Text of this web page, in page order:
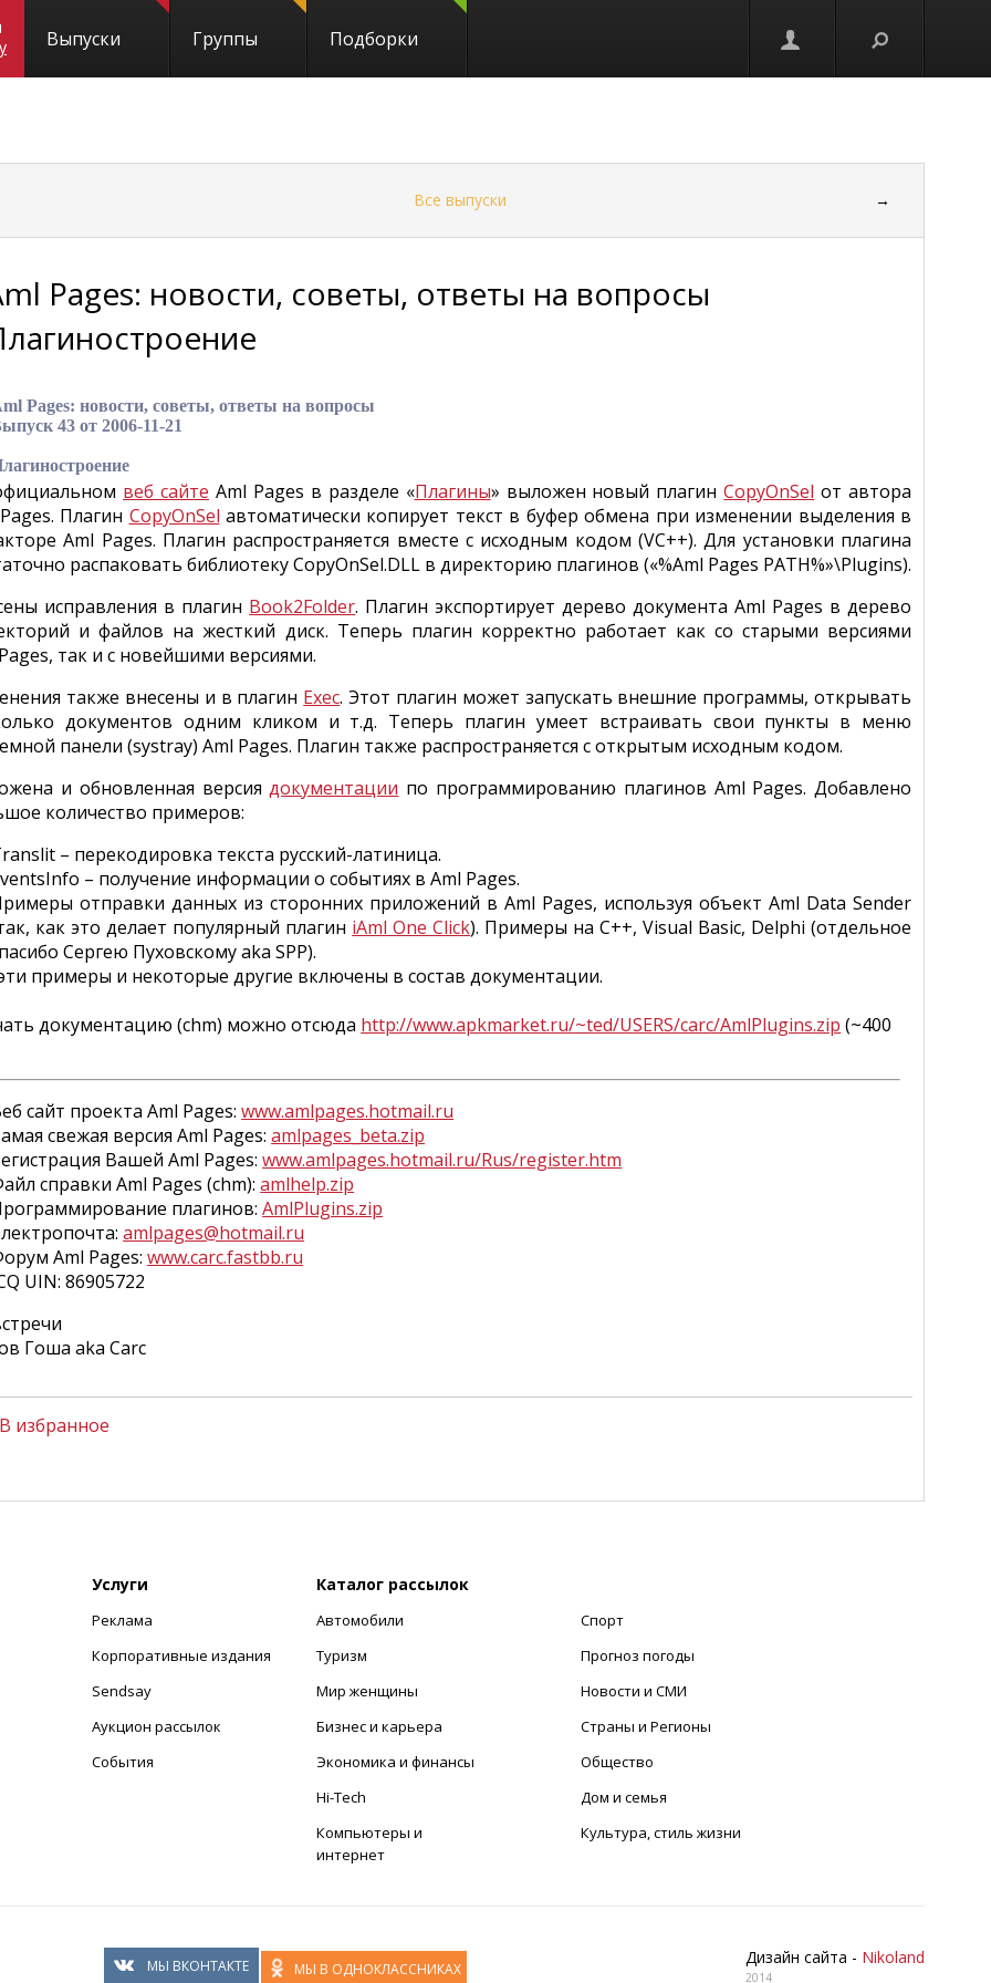
Выпуски Группы Подборки
Все выпуски →
Pages: новости, советы, ответы на вопросы
Pages: новости, советы, ответы на вопросы
43 от 2006-11-21
веб сайте Aml Pages в разделе «Плагины» выложен новый плагинCopyOnSel от автора
Плагин CopyOnSel автоматически копирует текст в буфер обмена при изменении выделения в
Aml Pages. Плагин распространяется вместе с исходным кодом (VC++). Для установки плагина
распаковать библиотеку CopyOnSel.DLL в директорию плагинов («%Aml Pages PATH%»\Plugins).
исправления в плагин Book2Folder. Плагин экспортирует дерево документа Aml Pages в дерево
и файлов на жесткий диск. Теперь плагин корректно работает как со старыми версиями
так и с новейшими версиями.
также внесены и в плагин Exec. Этот плагин может запускать внешние программы, открывать
документов одним кликом и т.д. Теперь плагин умеет встраивать свои пункты в меню
панели (systray) Aml Pages. Плагин также распространяется с открытым исходным кодом.
и обновленная версиядокументации по программированию плагинов Aml Pages. Добавлено
количество примеров:
– перекодировка текста русский-латиница.
– получение информации о событиях в Aml Pages.
отправки данных из сторонних приложений в Aml Pages, используя объект Aml Data Sender
как это делает популярный плагин iAml One Click). Примеры на C++, Visual Basic, Delphi (отдельное
Сергею Пуховскому aka SPP).
примеры и некоторые другие включены в состав документации.
документацию (chm) можно отсюда http://www.apkmarket.ru/~ted/USERS/carc/AmlPlugins.zip (~400
сайт проекта Aml Pages:www.amlpages.hotmail.ru
свежая версия Aml Pages:amlpages_beta.zip
Вашей Aml Pages:www.amlpages.hotmail.ru/Rus/register.htm
справки Aml Pages (chm):amlhelp.zip
плагинов:AmlPlugins.zip
amlpages@hotmail.ru
Aml Pages:www.carc.fastbb.ru
UIN: 86905722
Гоша aka Carc
В избранное
Услуги
Реклама
Корпоративные издания
Sendsay
Аукцион рассылок
События
Каталог рассылок
Автомобили
Туризм
Мир женщины
Бизнес и карьера
Экономика и финансы
Hi-Tech
Компьютеры и
интернет
Спорт
Прогноз погоды
Новости и СМИ
Страны и Регионы
Общество
Дом и семья
Культура, стиль жизни
Дизайн сайта - Nikoland
2014
МЫ ВКОНТАКТЕ МЫ В ОДНОКЛАССНИКАХ